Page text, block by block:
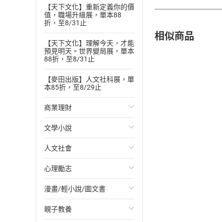
【天下文化】重新定義你的價
值，職場升級展，單本88
折，至8/31止
【天下文化】理解今天，才能
預見明天。世界變局展，單本
88折，至8/31止
【麥田出版】人文社科展，單
本85折，至8/29止
商業理財
投資理財
經濟/趨勢
財務/金融
管理/領導
職場工作術
文學小說
歐美文學
日本文學
韓國文學
華文文學
人文社會
國際關係
政治
社會科學
心理勵志
心靈成長/情緒
人際關係
漫畫/輕小說/圖文書
輕小說
親子教養
相似商品